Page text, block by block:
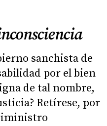
sanchista de
por el bien
de tal nombre,
Retírese, por